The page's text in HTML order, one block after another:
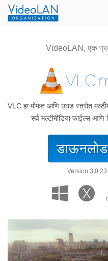
VideoLAN, एक
VLC
VLC हा मोफत आणि उघड स्त्रोत
सर्व मल्टीमीडिया फाईल्स आणि
डाऊनलोड
Version 3.0.23